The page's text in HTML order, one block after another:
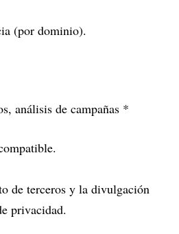
(por dominio).
análisis de campañas *
de terceros y la divulgación
privacidad.